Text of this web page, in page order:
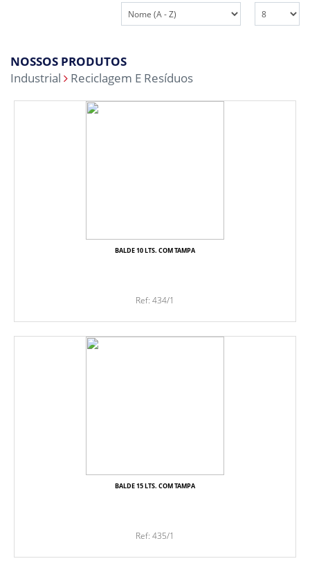
NOSSOS PRODUTOS
Industrial
Reciclagem E Resíduos
BALDE 10 LTS. COM TAMPA
Ref: 434/1
BALDE 15 LTS. COM TAMPA
Ref: 435/1